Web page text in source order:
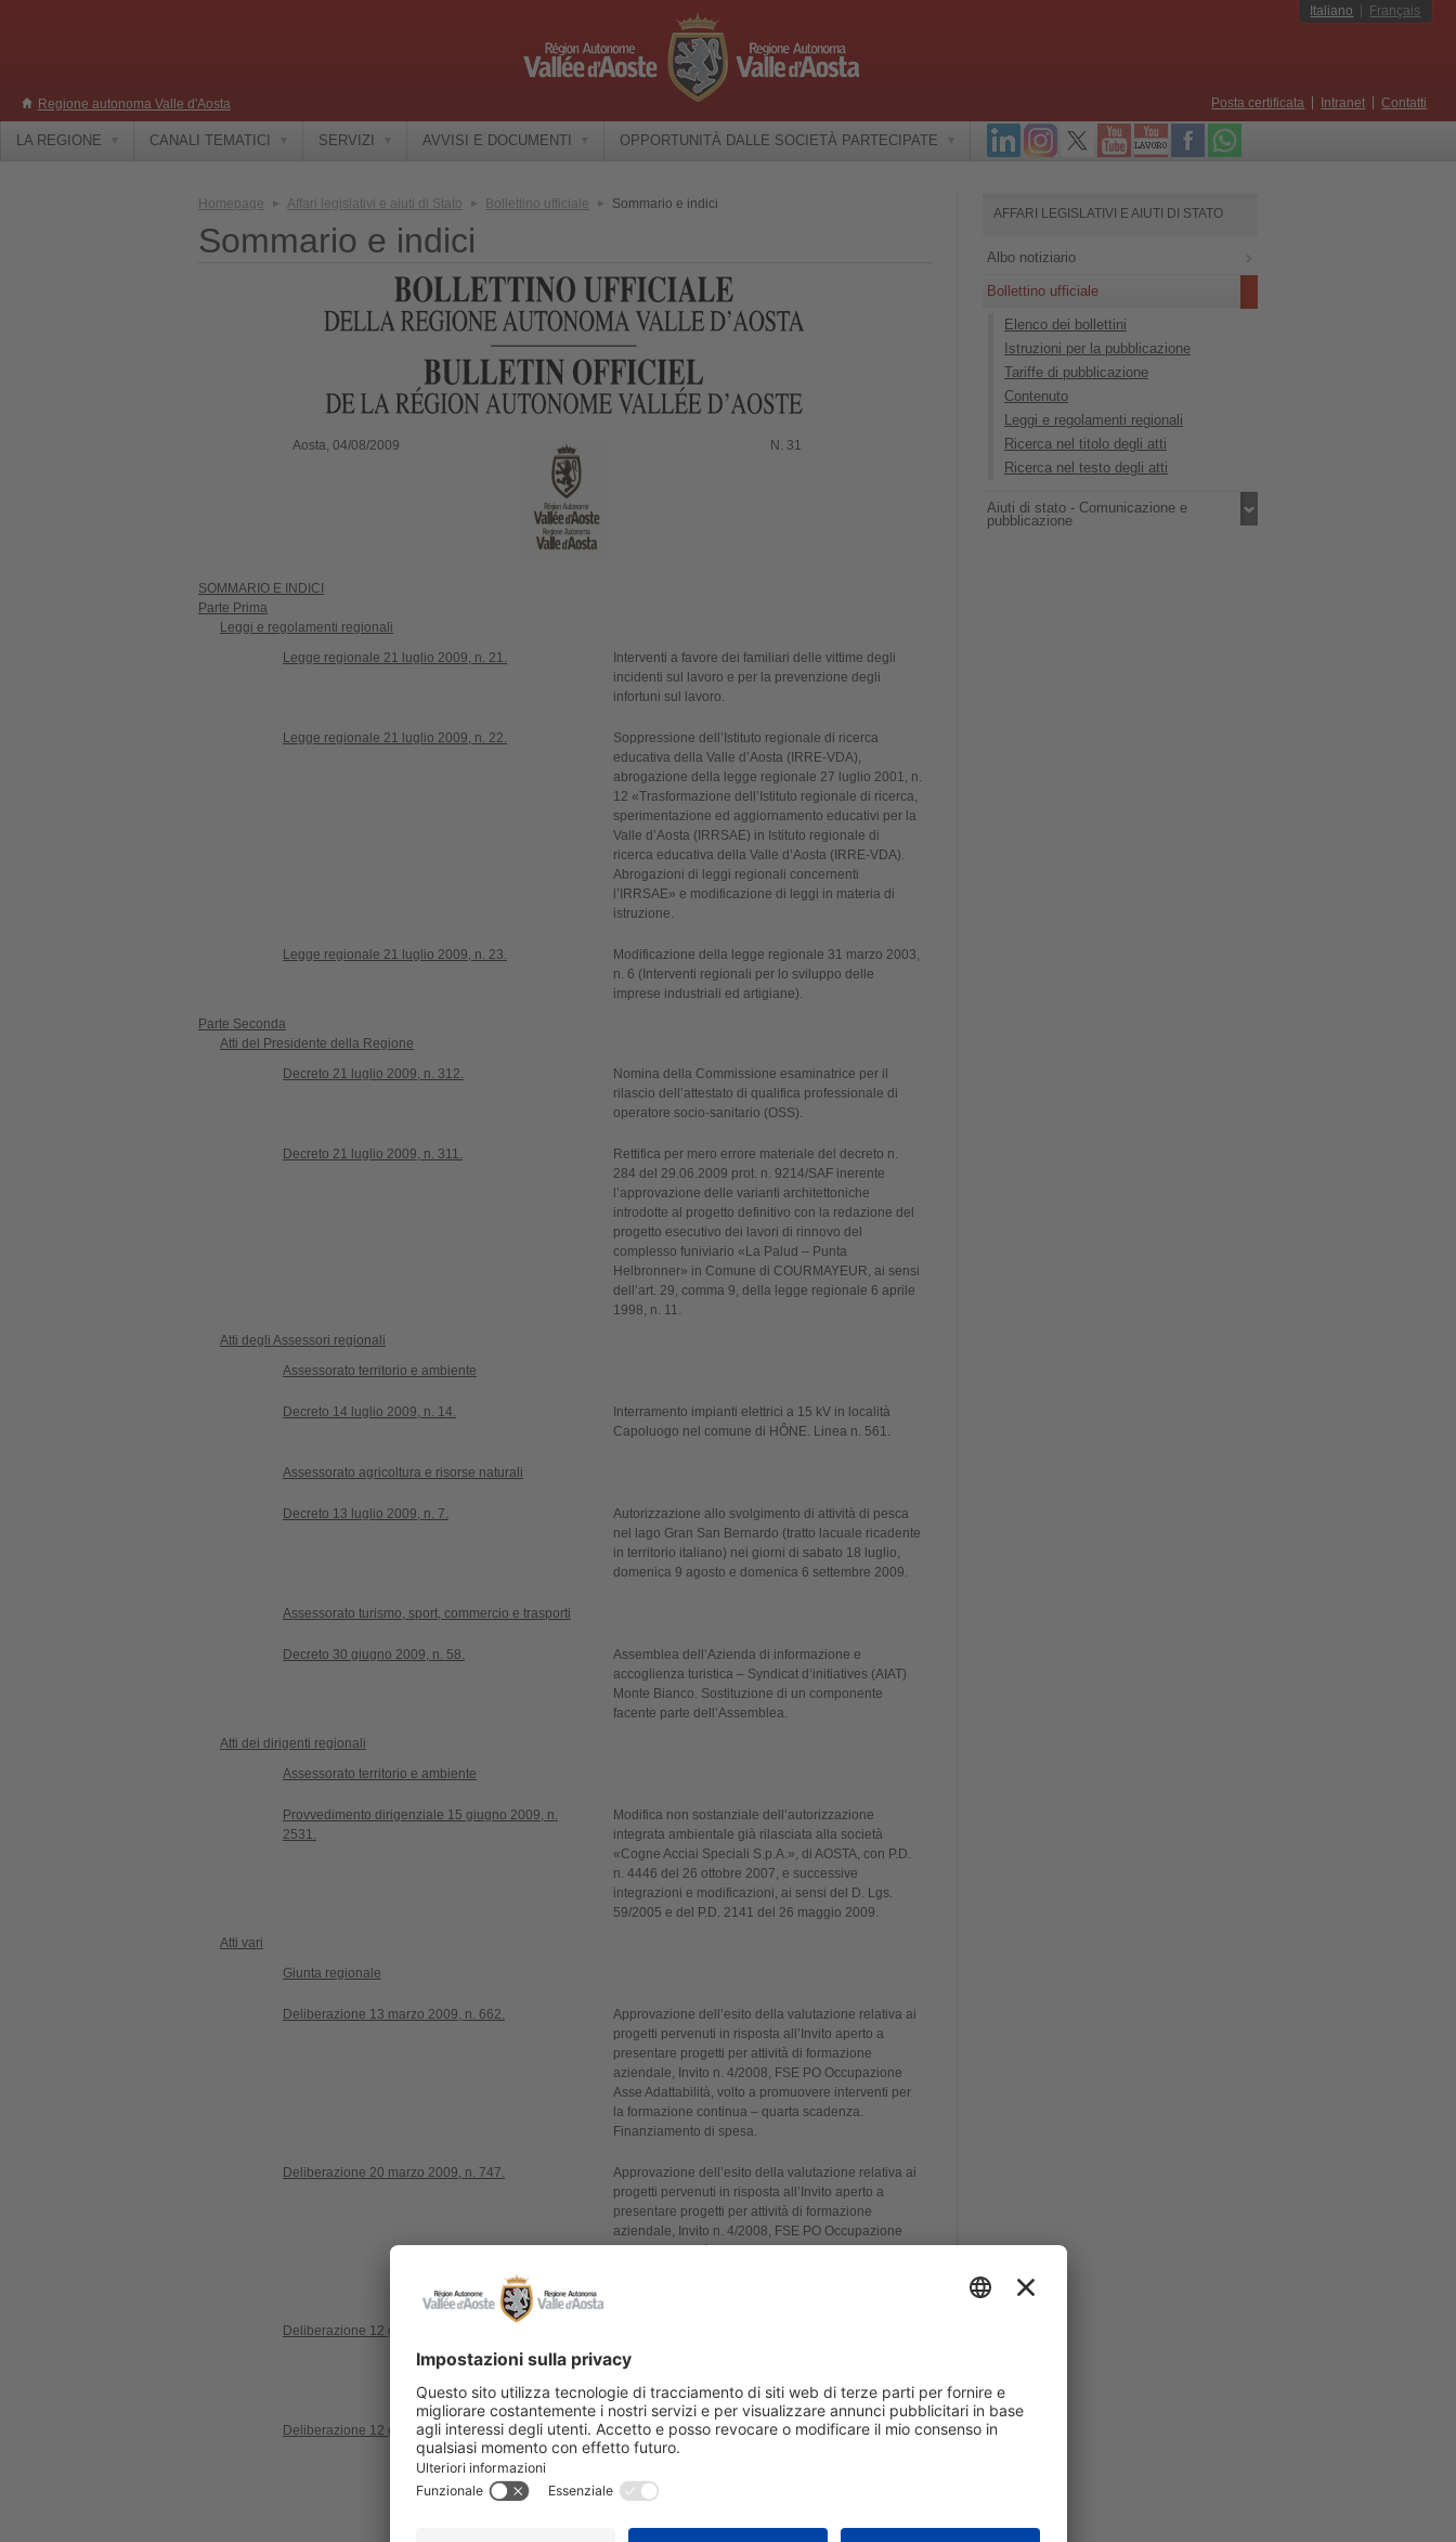
Regione autonoma Valle d'Aosta
Italiano Français
Posta certificata Intranet Contatti
LA REGIONE CANALI TEMATICI SERVIZI AVVISI E DOCUMENTI OPPORTUNITÀ DALLE SOCIETÀ PARTECIPATE
Homepage Affari legislativi e aiuti di Stato Bollettino ufficiale Sommario e indici
Sommario e indici
Aosta, 04/08/2009 N. 31
SOMMARIO E INDICI
Parte Prima
Leggi e regolamenti regionali
Legge regionale 21 luglio 2009, n. 21.
Interventi a favore dei familiari delle vittime degli
incidenti sul lavoro e per la prevenzione degli
infortuni sul lavoro.
Legge regionale 21 luglio 2009, n. 22.
Soppressione dell’Istituto regionale di ricerca
educativa della Valle d’Aosta (IRRE-VDA),
abrogazione della legge regionale 27 luglio 2001, n.
12 «Trasformazione dell’Istituto regionale di ricerca,
sperimentazione ed aggiornamento educativi per la
Valle d’Aosta (IRRSAE) in Istituto regionale di
ricerca educativa della Valle d’Aosta (IRRE-VDA).
Abrogazioni di leggi regionali concernenti
l’IRRSAE» e modificazione di leggi in materia di
istruzione.
Legge regionale 21 luglio 2009, n. 23.
Modificazione della legge regionale 31 marzo 2003,
n. 6 (Interventi regionali per lo sviluppo delle
imprese industriali ed artigiane).
Parte Seconda
Atti del Presidente della Regione
Decreto 21 luglio 2009, n. 312.
Nomina della Commissione esaminatrice per il
rilascio dell’attestato di qualifica professionale di
operatore socio-sanitario (OSS).
Decreto 21 luglio 2009, n. 311.
Rettifica per mero errore materiale del decreto n.
284 del 29.06.2009 prot. n. 9214/SAF inerente
l’approvazione delle varianti architettoniche
introdotte al progetto definitivo con la redazione del
progetto esecutivo dei lavori di rinnovo del
complesso funiviario «La Palud – Punta
Helbronner» in Comune di COURMAYEUR, ai sensi
dell’art. 29, comma 9, della legge regionale 6 aprile
1998, n. 11.
Atti degli Assessori regionali
Assessorato territorio e ambiente
Decreto 14 luglio 2009, n. 14.
Interramento impianti elettrici a 15 kV in località
Capoluogo nel comune di HÔNE. Linea n. 561.
Assessorato agricoltura e risorse naturali
Decreto 13 luglio 2009, n. 7.
Autorizzazione allo svolgimento di attività di pesca
nel lago Gran San Bernardo (tratto lacuale ricadente
in territorio italiano) nei giorni di sabato 18 luglio,
domenica 9 agosto e domenica 6 settembre 2009.
Assessorato turismo, sport, commercio e trasporti
Decreto 30 giugno 2009, n. 58.
Assemblea dell’Azienda di informazione e
accoglienza turistica – Syndicat d’initiatives (AIAT)
Monte Bianco. Sostituzione di un componente
facente parte dell’Assemblea.
Atti dei dirigenti regionali
Assessorato territorio e ambiente
Provvedimento dirigenziale 15 giugno 2009, n.
2531.
Modifica non sostanziale dell’autorizzazione
integrata ambientale già rilasciata alla società
«Cogne Acciai Speciali S.p.A.», di AOSTA, con P.D.
n. 4446 del 26 ottobre 2007, e successive
integrazioni e modificazioni, ai sensi del D. Lgs.
59/2005 e del P.D. 2141 del 26 maggio 2009.
Atti vari
Giunta regionale
Deliberazione 13 marzo 2009, n. 662.
Approvazione dell’esito della valutazione relativa ai
progetti pervenuti in risposta all’Invito aperto a
presentare progetti per attività di formazione
aziendale, Invito n. 4/2008, FSE PO Occupazione
Asse Adattabilità, volto a promuovere interventi per
la formazione continua – quarta scadenza.
Finanziamento di spesa.
Deliberazione 20 marzo 2009, n. 747.
Approvazione dell’esito della valutazione relativa ai
progetti pervenuti in risposta all’Invito aperto a
presentare progetti per attività di formazione
aziendale, Invito n. 4/2008, FSE PO Occupazione
Deliberazione 12 giugno 2009, n. 1581.
del parco auto e moto circolante in Valle d’Aosta ai
sensi della legge regionale 26 maggio 2009, n. 11.
Deliberazione 12 giugno 2009, n. 1599.
Approvazione dei criteri e delle modalità per il
finanziamento di iniziative di informazione e di
comma 1, della legge regionale 18 aprile 2008, n.
a favore delle persone con disabilità ».
AFFARI LEGISLATIVI E AIUTI DI STATO
Albo notiziario
Bollettino ufficiale
Elenco dei bollettini
Istruzioni per la pubblicazione
Tariffe di pubblicazione
Contenuto
Leggi e regolamenti regionali
Ricerca nel titolo degli atti
Ricerca nel testo degli atti
Aiuti di stato - Comunicazione e
pubblicazione